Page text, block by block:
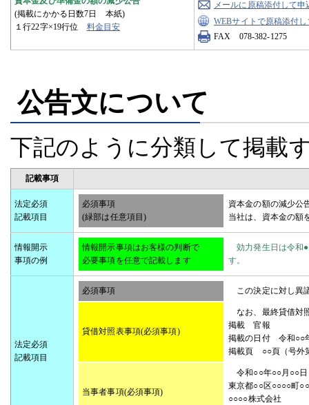
(掲載にかかる日数7日 本紙)
１行22字×19行位 料金目安
メールに原稿添付して申
WEBサイトで原稿添付
FAX 078-382-1275
公告文について
下記のように分類して掲載
記載事項
法定必須
記載項目
必須事項
(緑部は任意項目)
資本金の額の減少公
当社は、資本金の額
情報開示
事項の例
情報開示事項はお客様の判断で
必要事項を任意で記載します
効力発生日は令和
す。
法定必須
記載項目
必須事項 この決定に対し異
貸借対照表事項(必須事項)
なお、最終貸借対
掲載
掲載の日付 令和
掲載頁 ○○頁（号外
当事者事項(必須事項)
令和○○
東京都○○区
○○○○株式会社